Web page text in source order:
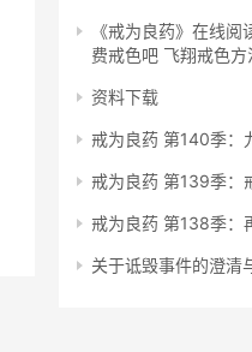
《戒为良药》在线
费戒色吧 飞翔戒色方
资料下载
戒为良药 第140季：
戒为良药 第139季：
戒为良药 第138季：
关于诋毁事件的澄清